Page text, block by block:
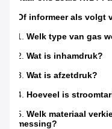
Of informeer als volgt
1. Welk type van gas
2. Wat is inhamdruk?
3. Wat is afzetdruk?
4. Hoeveel is
5. Welk materiaal
messing?